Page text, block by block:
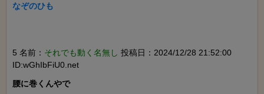
なぞのひも
5 名前： それでも動く名無し 投稿日：2024/12/28 21:52:00
ID:wGhIbFiU0.net
腰に巻くんやで